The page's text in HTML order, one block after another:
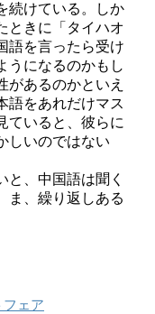
続けている。しか
ときに「タイハオ
語を言ったら受け
うになるのかもし
があるのかといえ
語をあれだけマス
ていると、彼らに
しいのではない
と、中国語は聞く
ま、繰り返しある
ェア